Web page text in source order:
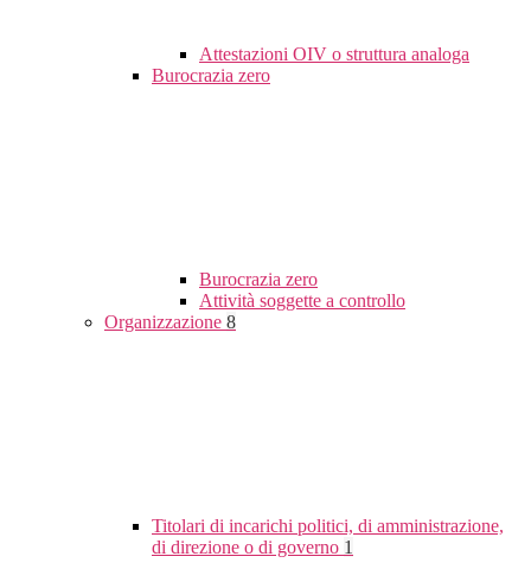
Attestazioni OIV o struttura analoga
Burocrazia zero
Burocrazia zero
Attività soggette a controllo
Organizzazione 8
Titolari di incarichi politici, di amministrazione,
di direzione o di governo 1